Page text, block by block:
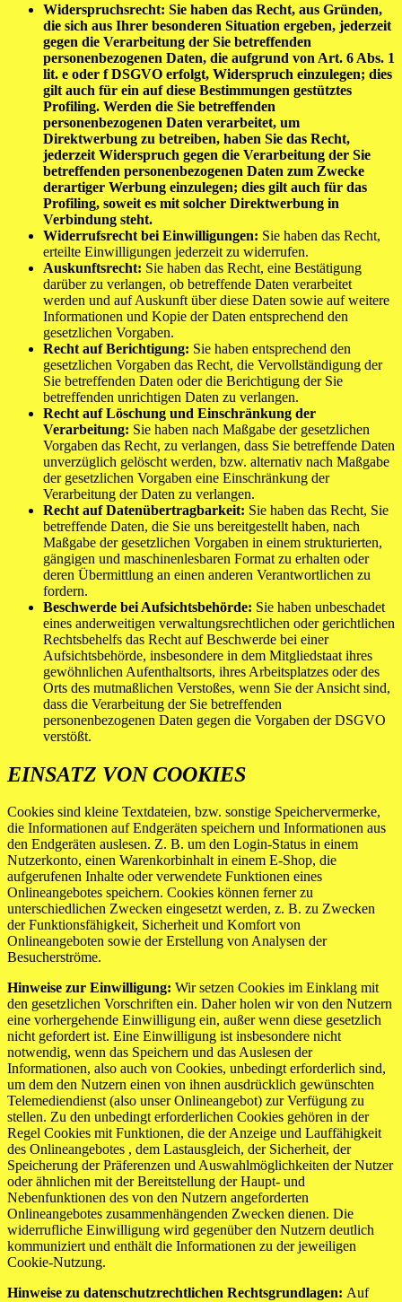
Widerspruchsrecht: Sie haben das Recht, aus Gründen,
die sich aus Ihrer besonderen Situation ergeben, jederzeit
gegen die Verarbeitung der Sie betreffenden
personenbezogenen Daten, die aufgrund von Art. 6 Abs. 1
lit. e oder f DSGVO erfolgt, Widerspruch einzulegen; dies
gilt auch für ein auf diese Bestimmungen gestütztes
Profiling. Werden die Sie betreffenden
personenbezogenen Daten verarbeitet, um
Direktwerbung zu betreiben, haben Sie das Recht,
jederzeit Widerspruch gegen die Verarbeitung der Sie
betreffenden personenbezogenen Daten zum Zwecke
derartiger Werbung einzulegen; dies gilt auch für das
Profiling, soweit es mit solcher Direktwerbung in
Verbindung steht.
Widerrufsrecht bei Einwilligungen: Sie haben das Recht,
erteilte Einwilligungen jederzeit zu widerrufen.
Auskunftsrecht: Sie haben das Recht, eine Bestätigung
darüber zu verlangen, ob betreffende Daten verarbeitet
werden und auf Auskunft über diese Daten sowie auf weitere
Informationen und Kopie der Daten entsprechend den
gesetzlichen Vorgaben.
Recht auf Berichtigung: Sie haben entsprechend den
gesetzlichen Vorgaben das Recht, die Vervollständigung der
Sie betreffenden Daten oder die Berichtigung der Sie
betreffenden unrichtigen Daten zu verlangen.
Recht auf Löschung und Einschränkung der
Verarbeitung: Sie haben nach Maßgabe der gesetzlichen
Vorgaben das Recht, zu verlangen, dass Sie betreffende Daten
unverzüglich gelöscht werden, bzw. alternativ nach Maßgabe
der gesetzlichen Vorgaben eine Einschränkung der
Verarbeitung der Daten zu verlangen.
Recht auf Datenübertragbarkeit: Sie haben das Recht, Sie
betreffende Daten, die Sie uns bereitgestellt haben, nach
Maßgabe der gesetzlichen Vorgaben in einem strukturierten,
gängigen und maschinenlesbaren Format zu erhalten oder
deren Übermittlung an einen anderen Verantwortlichen zu
fordern.
Beschwerde bei Aufsichtsbehörde: Sie haben unbeschadet
eines anderweitigen verwaltungsrechtlichen oder gerichtlichen
Rechtsbehelfs das Recht auf Beschwerde bei einer
Aufsichtsbehörde, insbesondere in dem Mitgliedstaat ihres
gewöhnlichen Aufenthaltsorts, ihres Arbeitsplatzes oder des
Orts des mutmaßlichen Verstoßes, wenn Sie der Ansicht sind,
dass die Verarbeitung der Sie betreffenden
personenbezogenen Daten gegen die Vorgaben der DSGVO
verstößt.
EINSATZ VON COOKIES
Cookies sind kleine Textdateien, bzw. sonstige Speichervermerke,
die Informationen auf Endgeräten speichern und Informationen aus
den Endgeräten auslesen. Z. B. um den Login-Status in einem
Nutzerkonto, einen Warenkorbinhalt in einem E-Shop, die
aufgerufenen Inhalte oder verwendete Funktionen eines
Onlineangebotes speichern. Cookies können ferner zu
unterschiedlichen Zwecken eingesetzt werden, z. B. zu Zwecken
der Funktionsfähigkeit, Sicherheit und Komfort von
Onlineangeboten sowie der Erstellung von Analysen der
Besucherströme.
Hinweise zur Einwilligung: Wir setzen Cookies im Einklang mit
den gesetzlichen Vorschriften ein. Daher holen wir von den Nutzern
eine vorhergehende Einwilligung ein, außer wenn diese gesetzlich
nicht gefordert ist. Eine Einwilligung ist insbesondere nicht
notwendig, wenn das Speichern und das Auslesen der
Informationen, also auch von Cookies, unbedingt erforderlich sind,
um dem den Nutzern einen von ihnen ausdrücklich gewünschten
Telemediendienst (also unser Onlineangebot) zur Verfügung zu
stellen. Zu den unbedingt erforderlichen Cookies gehören in der
Regel Cookies mit Funktionen, die der Anzeige und Lauffähigkeit
des Onlineangebotes , dem Lastausgleich, der Sicherheit, der
Speicherung der Präferenzen und Auswahlmöglichkeiten der Nutzer
oder ähnlichen mit der Bereitstellung der Haupt- und
Nebenfunktionen des von den Nutzern angeforderten
Onlineangebotes zusammenhängenden Zwecken dienen. Die
widerrufliche Einwilligung wird gegenüber den Nutzern deutlich
kommuniziert und enthält die Informationen zu der jeweiligen
Cookie-Nutzung.
Hinweise zu datenschutzrechtlichen Rechtsgrundlagen: Auf